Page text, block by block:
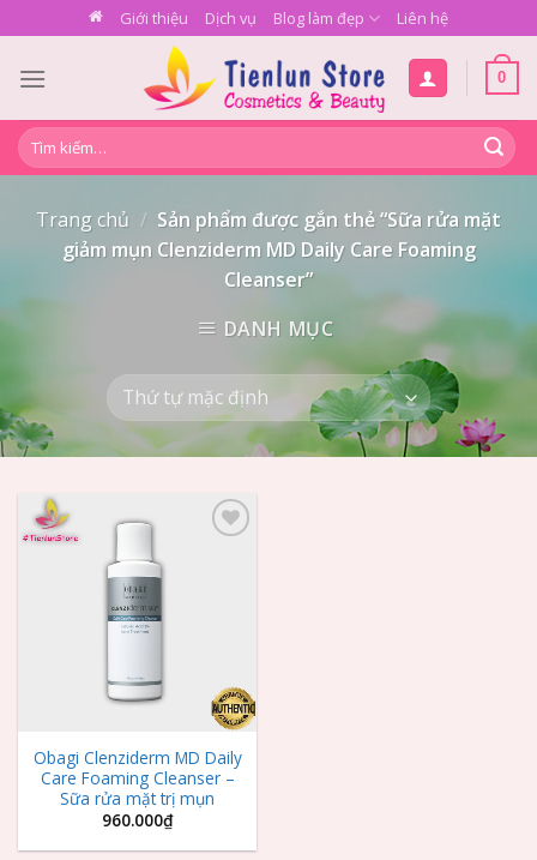
to
content
Giới thiệu Dịch vụ Blog làm đẹp Liên hệ
0
Tìm
kiếm:
Trang chủ / Sản phẩm được gắn thẻ “Sữa rửa mặt
giảm mụn Clenziderm MD Daily Care Foaming
Cleanser”
DANH MỤC
Obagi Clenziderm MD Daily
Care Foaming Cleanser –
Sữa rửa mặt trị mụn
960.000₫